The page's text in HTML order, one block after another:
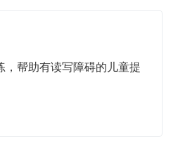
，帮助有读写障碍的儿童提